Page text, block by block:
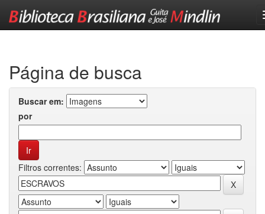
Página de busca
Buscar em:
por
Filtros correntes: